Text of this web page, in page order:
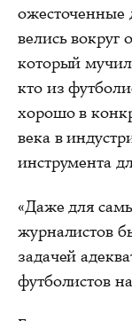
ожесточенные
велись вокруг
который
кто из
хорошо в
века в
инструмента
«Даже для
журналистов
задачей
футболистов